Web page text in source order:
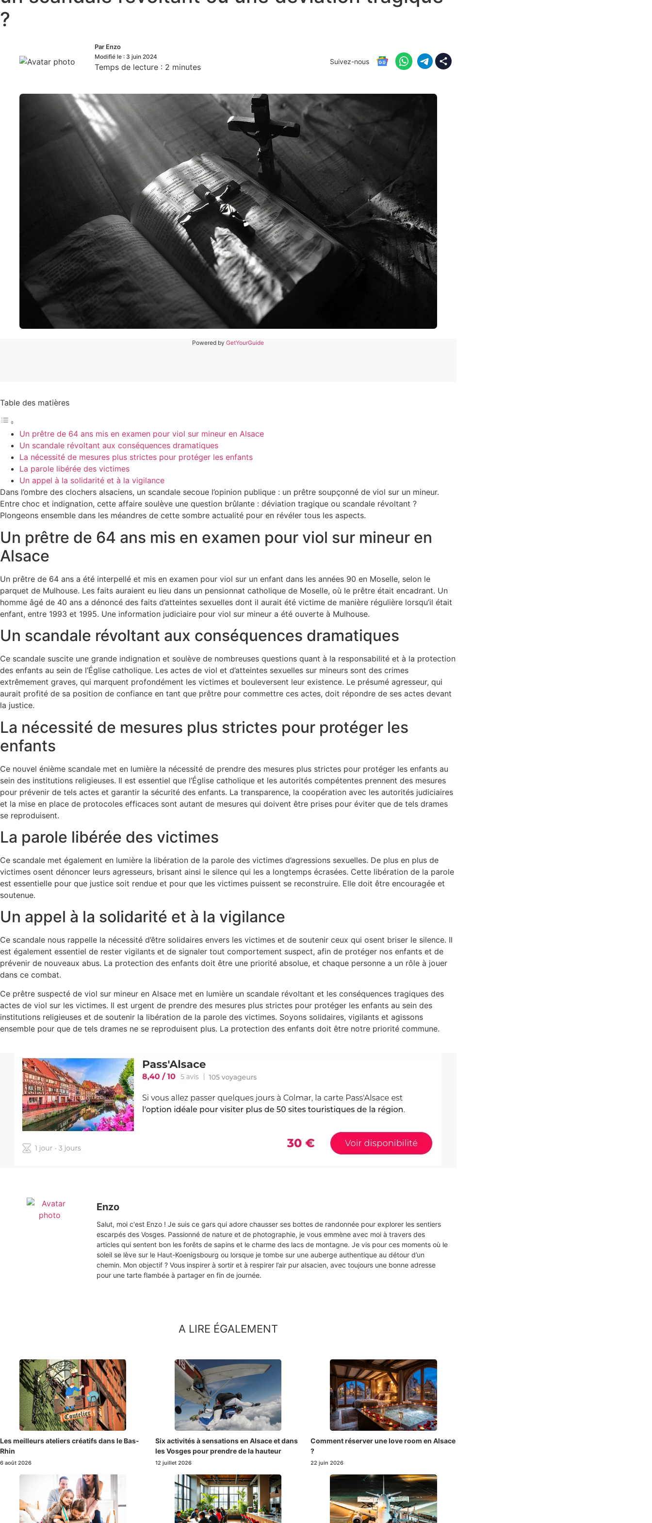
?
Par Enzo
Modifié le : 3 juin 2024
Temps de lecture : 2 minutes
Suivez-nous
Powered byGetYourGuide
Table des matières
Un prêtre de 64 ans mis en examen pour viol sur mineur en Alsace
Un scandale révoltant aux conséquences dramatiques
La nécessité de mesures plus strictes pour protéger les enfants
La parole libérée des victimes
Un appel à la solidarité et à la vigilance
Dans l’ombre des clochers alsaciens, un scandale secoue l’opinion publique : un prêtre soupçonné de viol sur un mineur.
Entre choc et indignation, cette affaire soulève une question brûlante : déviation tragique ou scandale révoltant ?
Plongeons ensemble dans les méandres de cette sombre actualité pour en révéler tous les aspects.
Un prêtre de 64 ans mis en examen pour viol sur mineur en
Alsace
Un prêtre de 64 ans a été interpellé et mis en examen pour viol sur un enfant dans les années 90 en Moselle, selon le
parquet de Mulhouse. Les faits auraient eu lieu dans un pensionnat catholique de Moselle, où le prêtre était encadrant. Un
homme âgé de 40 ans a dénoncé des faits d’atteintes sexuelles dont il aurait été victime de manière régulière lorsqu’il était
enfant, entre 1993 et 1995. Une information judiciaire pour viol sur mineur a été ouverte à Mulhouse.
Un scandale révoltant aux conséquences dramatiques
Ce scandale suscite une grande indignation et soulève de nombreuses questions quant à la responsabilité et à la protection
des enfants au sein de l’Église catholique. Les actes de viol et d’atteintes sexuelles sur mineurs sont des crimes
extrêmement graves, qui marquent profondément les victimes et bouleversent leur existence. Le présumé agresseur, qui
aurait profité de sa position de confiance en tant que prêtre pour commettre ces actes, doit répondre de ses actes devant
la justice.
La nécessité de mesures plus strictes pour protéger les
enfants
Ce nouvel énième scandale met en lumière la nécessité de prendre des mesures plus strictes pour protéger les enfants au
sein des institutions religieuses. Il est essentiel que l’Église catholique et les autorités compétentes prennent des mesures
pour prévenir de tels actes et garantir la sécurité des enfants. La transparence, la coopération avec les autorités judiciaires
et la mise en place de protocoles efficaces sont autant de mesures qui doivent être prises pour éviter que de tels drames
se reproduisent.
La parole libérée des victimes
Ce scandale met également en lumière la libération de la parole des victimes d’agressions sexuelles. De plus en plus de
victimes osent dénoncer leurs agresseurs, brisant ainsi le silence qui les a longtemps écrasées. Cette libération de la parole
est essentielle pour que justice soit rendue et pour que les victimes puissent se reconstruire. Elle doit être encouragée et
soutenue.
Un appel à la solidarité et à la vigilance
Ce scandale nous rappelle la nécessité d’être solidaires envers les victimes et de soutenir ceux qui osent briser le silence. Il
est également essentiel de rester vigilants et de signaler tout comportement suspect, afin de protéger nos enfants et de
prévenir de nouveaux abus. La protection des enfants doit être une priorité absolue, et chaque personne a un rôle à jouer
dans ce combat.
Ce prêtre suspecté de viol sur mineur en Alsace met en lumière un scandale révoltant et les conséquences tragiques des
actes de viol sur les victimes. Il est urgent de prendre des mesures plus strictes pour protéger les enfants au sein des
institutions religieuses et de soutenir la libération de la parole des victimes. Soyons solidaires, vigilants et agissons
ensemble pour que de tels drames ne se reproduisent plus. La protection des enfants doit être notre priorité commune.
Enzo
Salut, moi c'est Enzo ! Je suis ce gars qui adore chausser ses bottes de randonnée pour explorer les sentiers
escarpés des Vosges. Passionné de nature et de photographie, je vous emmène avec moi à travers des
articles qui sentent bon les forêts de sapins et le charme des lacs de montagne. Je vis pour ces moments où le
soleil se lève sur le Haut-Koenigsbourg ou lorsque je tombe sur une auberge authentique au détour d’un
chemin. Mon objectif ? Vous inspirer à sortir et à respirer l’air pur alsacien, avec toujours une bonne adresse
pour une tarte flambée à partager en fin de journée.
A LIRE ÉGALEMENT
Les meilleurs ateliers créatifs dans le Bas-
Rhin
6 août 2026
Six activités à sensations en Alsace et dans
les Vosges pour prendre de la hauteur
12 juillet 2026
Comment réserver une love room en Alsace
?
22 juin 2026